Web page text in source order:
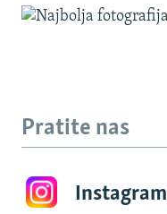
Pratite nas
Instagram